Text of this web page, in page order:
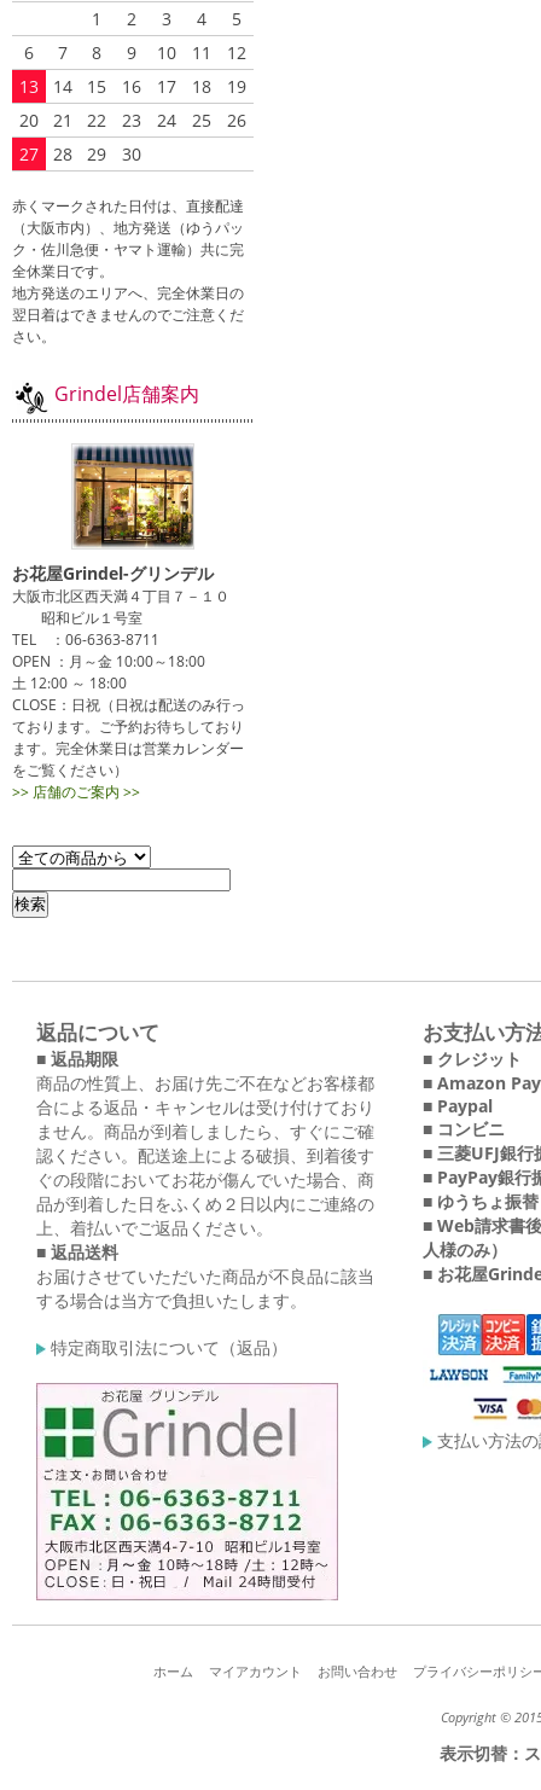
1 2 3 4
5
6
7 8 9 10 11
12
13
14 15 16 17 18
19
20
21 22 23 24 25
26
27
28 29 30
赤くマークされた日付は、直接配達
（大阪市内）、地方発送（ゆうパッ
ク・佐川急便・ヤマト運輸）共に完
全休業日です。
地方発送のエリアへ、完全休業日の
翌日着はできませんのでご注意くだ
さい。
Grindel店舗案内
お花屋Grindel-グリンデル
大阪市北区西天満４丁目７－１０
昭和ビル１号室
TEL ：06-6363-8711
OPEN ：月～金 10:00～18:00
土 12:00 ～ 18:00
CLOSE：日祝（日祝は配送のみ行っ
ております。ご予約お待ちしており
ます。完全休業日は営業カレンダー
をご覧ください）
>> 店舗のご案内 >>
返品について
■ 返品期限
商品の性質上、お届け先ご不在などお客様都
合による返品・キャンセルは受け付けており
ません。商品が到着しましたら、すぐにご確
認ください。配送途上による破損、到着後す
ぐの段階においてお花が傷んでいた場合、商
品が到着した日をふくめ２日以内にご連絡の
上、着払いでご返品ください。
■ 返品送料
お届けさせていただいた商品が不良品に該当
する場合は当方で負担いたします。
特定商取引法について（返品）
お支払い方
■ クレジット
■ Amazon Pay
■ Paypal
■ コンビニ
■ 三菱UFJ銀行
■ PayPay銀行
■ ゆうちょ振替
■ Web請求書
人様のみ）
■ お花屋
支払い方法
ホーム マイアカウント お問い合わせ プライバシーポリシ
Copyright ©
表示切替：